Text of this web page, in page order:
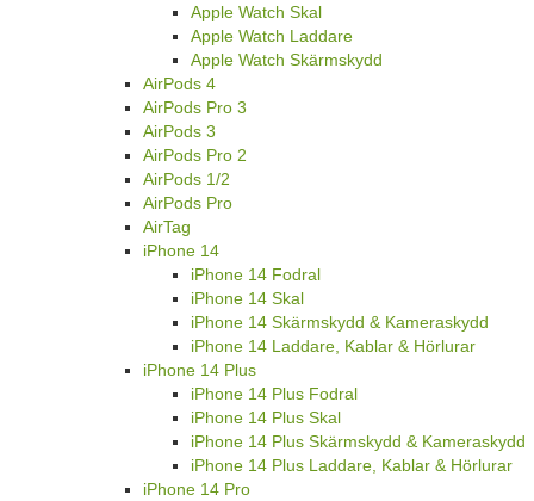
Apple Watch Skal
Apple Watch Laddare
Apple Watch Skärmskydd
AirPods 4
AirPods Pro 3
AirPods 3
AirPods Pro 2
AirPods 1/2
AirPods Pro
AirTag
iPhone 14
iPhone 14 Fodral
iPhone 14 Skal
iPhone 14 Skärmskydd & Kameraskydd
iPhone 14 Laddare, Kablar & Hörlurar
iPhone 14 Plus
iPhone 14 Plus Fodral
iPhone 14 Plus Skal
iPhone 14 Plus Skärmskydd & Kameraskydd
iPhone 14 Plus Laddare, Kablar & Hörlurar
iPhone 14 Pro